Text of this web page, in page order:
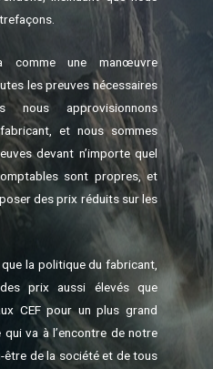
comme une manœuvre
les preuves nécessaires
nous approvisionnons
et nous sommes
devant n’importe quel
sont propres, et
des prix réduits sur les
la politique du fabricant,
prix aussi élevés que
CEF pour un plus grand
va à l’encontre de notre
être de la société et de tous